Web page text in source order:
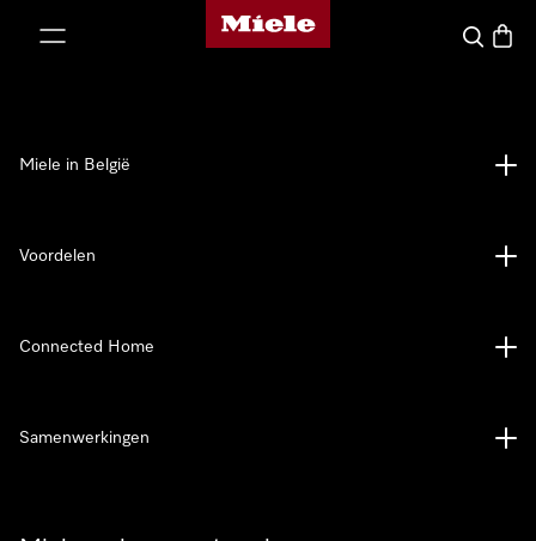
Miele homepage
Wat zoek
Miele in België
Voordelen
Connected Home
Samenwerkingen